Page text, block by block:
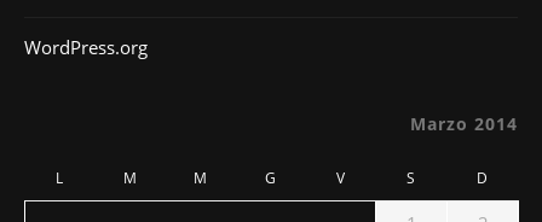
WordPress.org
Marzo 2014
L M M G V S D